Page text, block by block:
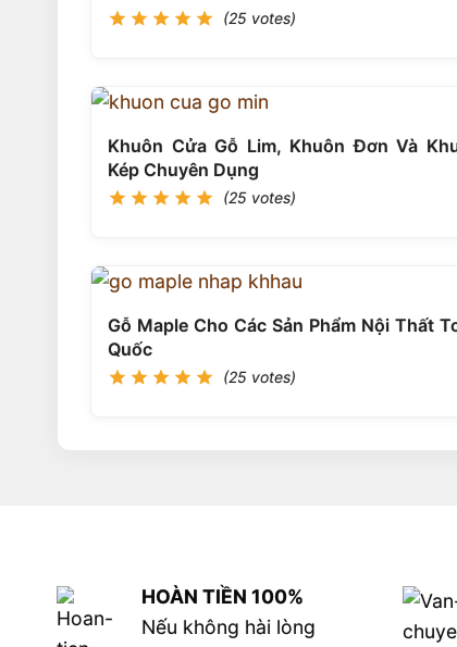
(25 votes)
Khuôn Cửa Gỗ Lim, Khuôn Đơn Và
Kép Chuyên Dụng
(25 votes)
Gỗ Maple Cho Các Sản Phẩm Nội Thất
Quốc
(25 votes)
HOÀN TIỀN 100%
Nếu không hài lòng